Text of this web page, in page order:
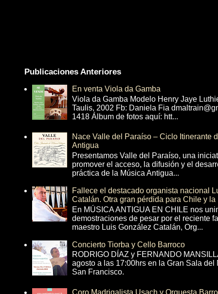
Publicaciones Anteriores
En venta Viola da Gamba
Viola da Gamba Modelo Henry Jaye
Taulis, 2002 Fb: Daniela Fia
1418 Álbum de fotos aquí: htt...
Nace Valle del Paraíso – Ciclo Itinerante
Antigua
Presentamos Valle del Paraíso, una
promover el acceso, la difusión y el
práctica de la Música Antigua...
Fallece el destacado organista nacional
Catalán. Otra gran pérdida para Chile y la
En MÚSICA ANTIGUA EN CHILE nos
demostraciones de pesar por el reciente
maestro Luis González Catalán, Org...
Concierto Tiorba y Cello Barroco
RODRIGO DÍAZ y FERNANDO
agosto a las 17:00hrs en la Gran Sala
San Francisco.
Coro Madrigalista Usach y Orquesta